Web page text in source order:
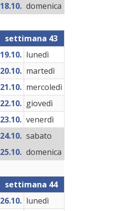
18.10. domenica
settimana 43
19.10. lunedì
20.10. martedì
21.10. mercoledì
22.10. giovedì
23.10. venerdì
24.10. sabato
25.10. domenica
settimana 44
26.10. lunedì